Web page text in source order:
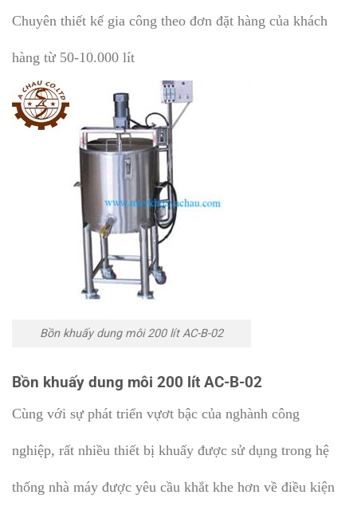
Chuyên thiết kế gia công theo đơn đặt hàng của khách
hàng từ 50-10.000 lít
Bồn khuấy dung môi 200 lít AC-B-02
Bồn khuấy dung môi 200 lít AC-B-02
Cùng với sự phát triển vựơt bậc của nghành công
nghiệp, rất nhiều thiết bị khuấy được sử dụng trong hệ
thống nhà máy được yêu cầu khắt khe hơn về điều kiện